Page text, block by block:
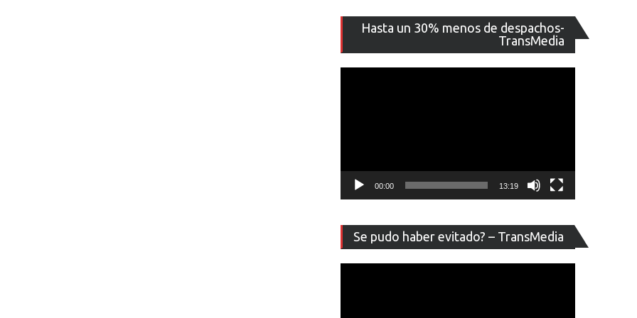
Hasta un 30% menos de despachos-
TransMedia
de
vídeo
00:00 13:19
Se pudo haber evitado? – TransMedia
de
vídeo